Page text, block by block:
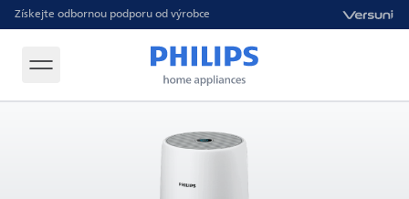
Získejte odbornou podporu od výrobce